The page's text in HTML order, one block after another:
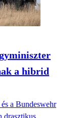
a hibrid
a Bundeswehr
drasztikus